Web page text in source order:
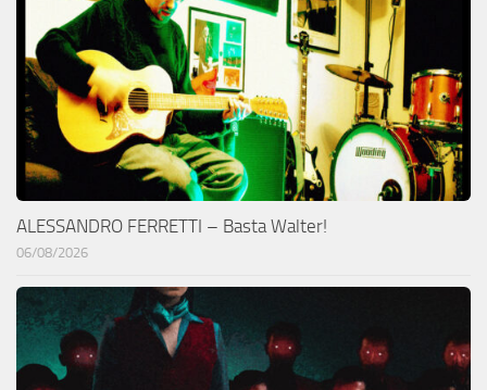
ALESSANDRO FERRETTI – Basta Walter!
06/08/2026